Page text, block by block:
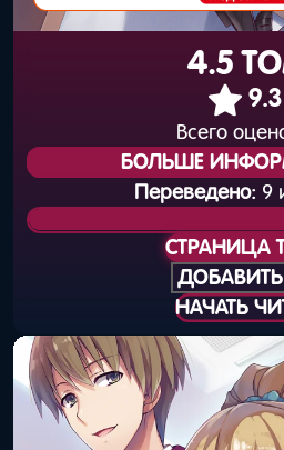
4.5
9.3
Всего
БОЛЬШЕ
Статус издания:
Общая нумерация:
Дата выхода
(книга):
Дата выхода
(цифра):
Переведено: 9
СТРАНИЦА
НАЧАТЬ